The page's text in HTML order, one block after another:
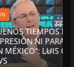
PARA LA
LA
CÁRDENAS; SE